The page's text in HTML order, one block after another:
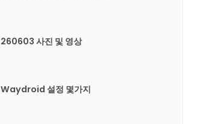
260603 사진 및 영상
Waydroid 설정 몇가지